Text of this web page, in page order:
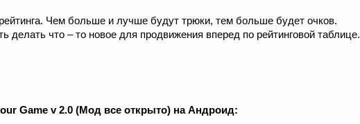
Чем больше и лучше будут трюки, тем больше будет очков.
делать что – то новое для продвижения вперед по рейтинговой таблице.
Game v 2.0 (Мод все открыто) на Андроид: